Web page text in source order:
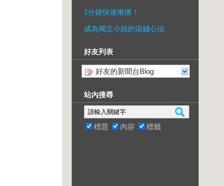
1分鐘快速揪痛！
成為獨立小姐的滾錢心法
好友列表
好友的新聞台Blog
站內搜尋
標題 內容 標籤